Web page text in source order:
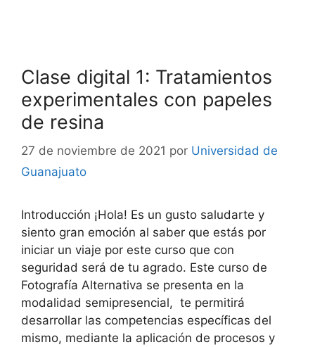
Clase digital 1: Tratamientos
experimentales con papeles
de resina
27 de noviembre de 2021 por Universidad de
Guanajuato
Introducción ¡Hola! Es un gusto saludarte y
siento gran emoción al saber que estás por
iniciar un viaje por este curso que con
seguridad será de tu agrado. Este curso de
Fotografía Alternativa se presenta en la
modalidad semipresencial, te permitirá
desarrollar las competencias específicas del
mismo, mediante la aplicación de procesos y